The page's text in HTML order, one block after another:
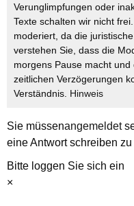
Verunglimpfungen oder
Texte schalten wir nicht
moderiert, da die
verstehen Sie, dass die
morgens Pause macht
zeitlichen Verzögerungen
Verständnis. Hinweis
Sie müssenangemeldet
eine Antwort schreiben
Bitte loggen Sie sich ein
×